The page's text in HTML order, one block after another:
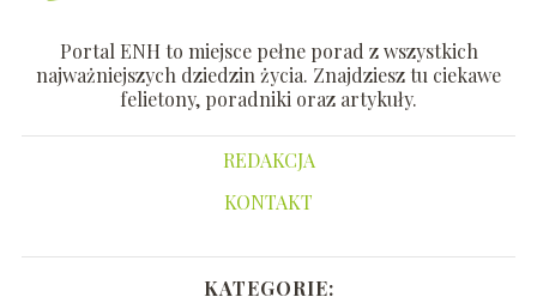
Portal ENH to miejsce pełne porad z wszystkich
najważniejszych dziedzin życia. Znajdziesz tu ciekawe
felietony, poradniki oraz artykuły.
REDAKCJA
KONTAKT
KATEGORIE: